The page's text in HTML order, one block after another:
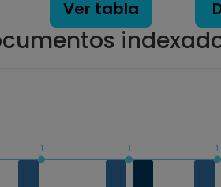
Ver tabla
Data ranges from 0 to 2.
1 1 1